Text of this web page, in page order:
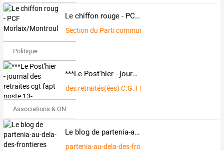
Le chiffon rouge - PCF Morlaix/Montroulez
Section du Parti communiste du Pays de Morlaix
Politique
***Le Post'hier - journal des retraites cgt fapt poste 13-
des retraités(ées) C.G.T Poste 13
Associations & ONG
Le blog de partenia-au-dela-des-frontieres
partenia-au-dela-des-frontieres